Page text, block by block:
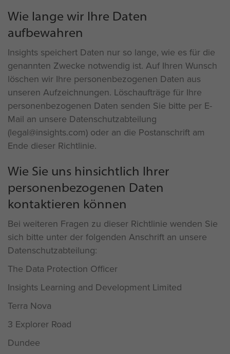
Wie lange wir Ihre Daten
aufbewahren
Insights speichert Daten nur so lange, wie es für die
genannten Zwecke notwendig ist. Auf Ihren Wunsch
löschen wir Ihre personenbezogenen Daten aus
unseren Aufzeichnungen. Löschaufträge für Ihre
personenbezogenen Daten senden Sie bitte per E-
Mail an unsere Datenschutzabteilung
(legal@insights.com) oder an die Postanschrift am
Ende dieser Richtlinie.
Wie Sie uns hinsichtlich Ihrer
personenbezogenen Daten
kontaktieren können
Bei weiteren Fragen zu dieser Richtlinie wenden Sie
sich bitte unter der folgenden Anschrift an unsere
Datenschutzabteilung:
The Data Protection Officer
Insights Learning and Development Limited
Terra Nova
3 Explorer Road
Dundee